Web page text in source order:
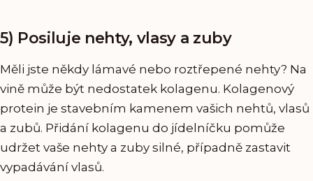
5) Posiluje nehty, vlasy a zuby
Měli jste někdy lámavé nebo roztřepené nehty? Na
vině může být nedostatek kolagenu. Kolagenový
protein je stavebním kamenem vašich nehtů, vlasů
a zubů. Přidání kolagenu do jídelníčku pomůže
udržet vaše nehty a zuby silné, případně zastavit
vypadávání vlasů.